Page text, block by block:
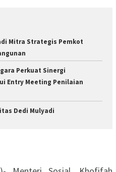
Mitra Strategis Pemkot
Perkuat Sinergi
Entry Meeting Penilaian
Dedi Mulyadi